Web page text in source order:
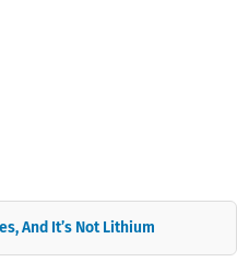
And It’s Not Lithium